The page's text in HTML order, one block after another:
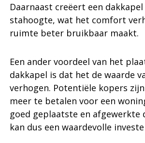
Daarnaast creëert een
stahoogte, wat het comfort
ruimte beter bruikbaar maakt.
Een ander voordeel van het
dakkapel is dat het de waarde
verhogen. Potentiële kopers
meer te betalen voor een
goed geplaatste en afgewerkte
kan dus een waardevolle